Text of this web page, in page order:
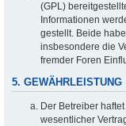
(GPL)
Informationen
gestellt. Beide
insbesondere die
fremder Foren
5. GEWÄHRLEISTUNG
Der Betreiber
wesentlicher